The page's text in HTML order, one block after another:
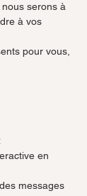
serons à
à vos
pour vous,
en
messages